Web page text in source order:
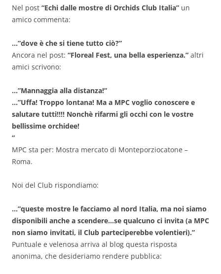
Nel post “Echi dalle mostre di Orchids Club Italia” un
amico commenta:
…”dove è che si tiene tutto ciò?”
Ancora nel post: “Floreal Fest, una bella esperienza.” altri
amici scrivono:
…”Mannaggia alla distanza!”
…”Uffa! Troppo lontana! Ma a MPC voglio conoscere e
salutare tutti!!!! Nonchè rifarmi gli occhi con le vostre
bellissime orchidee!
”
MPC sta per: Mostra mercato di Monteporziocatone –
Roma.
Noi del Club rispondiamo:
…”queste mostre le facciamo al nord Italia, ma noi siamo
disponibili anche a scendere…se qualcuno ci invita (a MPC
non siamo invitati, il Club parteciperebbe volentieri).”
Puntuale e velenosa arriva al blog questa risposta
anonima, che desideriamo rendere pubblica: